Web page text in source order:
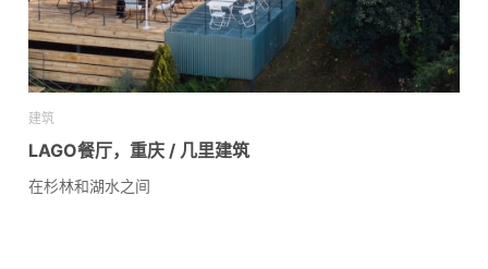
建筑
LAGO餐厅，重庆 / 几里建筑
在杉林和湖水之间